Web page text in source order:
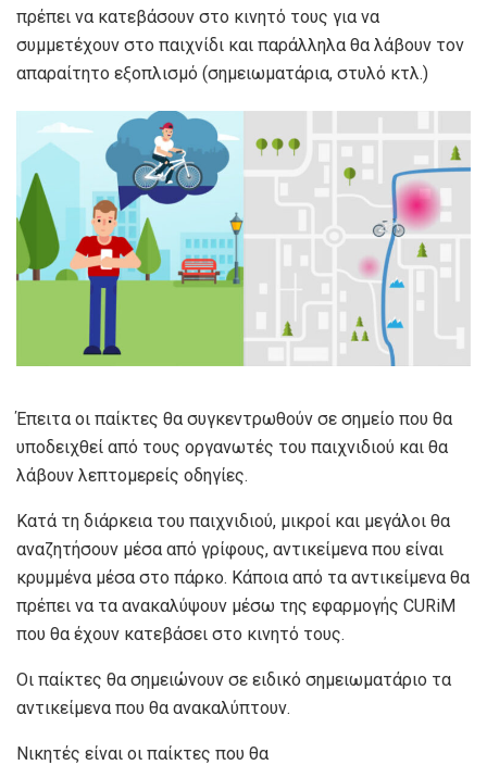
πρέπει να κατεβάσουν στο κινητό τους για να
συμμετέχουν στο παιχνίδι και παράλληλα θα λάβουν τον
απαραίτητο εξοπλισμό (σημειωματάρια, στυλό κτλ.)
Έπειτα οι παίκτες θα συγκεντρωθούν σε σημείο που θα
υποδειχθεί από τους οργανωτές του παιχνιδιού και θα
λάβουν λεπτομερείς οδηγίες.
Κατά τη διάρκεια του παιχνιδιού, μικροί και μεγάλοι θα
αναζητήσουν μέσα από γρίφους, αντικείμενα που είναι
κρυμμένα μέσα στο πάρκο. Κάποια από τα αντικείμενα θα
πρέπει να τα ανακαλύψουν μέσω της εφαρμογής CURiM
που θα έχουν κατεβάσει στο κινητό τους.
Οι παίκτες θα σημειώνουν σε ειδικό σημειωματάριο τα
αντικείμενα που θα ανακαλύπτουν.
Νικητές είναι οι παίκτες που θα